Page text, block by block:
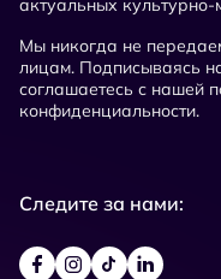
актуальных
Мы никогда не
лицам. Подписываясь
соглашаетесь с нашей
конфиденциальности.
Следите за нами: